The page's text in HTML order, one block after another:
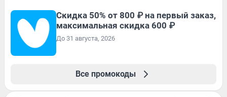
Скидка 50% от 800 ₽ на первый заказ,
максимальная скидка 600 ₽
До 31 августа, 2026
Все промокоды